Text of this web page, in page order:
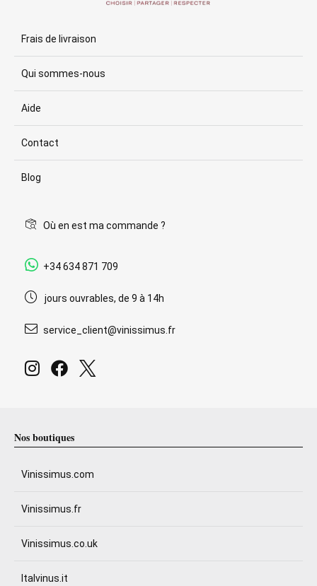
Frais de livraison
Qui sommes-nous
Aide
Contact
Blog
Où en est ma commande ?
+34 634 871 709
jours ouvrables, de 9 à 14h
service_client@vinissimus.fr
Nos boutiques
Vinissimus.com
Vinissimus.fr
Vinissimus.co.uk
Italvinus.it